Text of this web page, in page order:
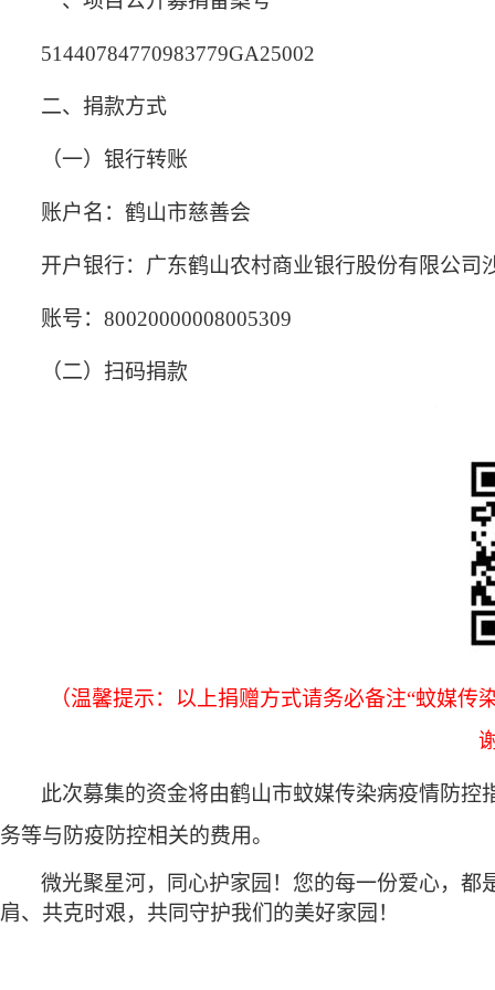
51440784770983779GA25002
二、捐款方式
（一）银行转账
账户名：鹤山市慈善会
开户银行：广东鹤山农村商业银行股份有限公司
账号： 80020000008005309
（二）扫码捐款
（温馨提示：以上捐赠方式请务必备注“蚊媒
此次募集的资金将由鹤山市蚊媒传染病疫情防控
务等与 防疫防控相关的费用。
微光聚星河，同心护家园！您的每一份爱心，
肩、共克时艰，共同守护我们的美好家园！